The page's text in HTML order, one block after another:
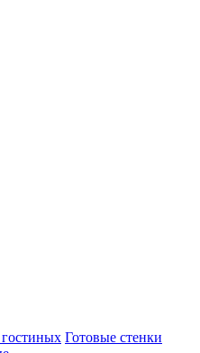
Готовые стенки